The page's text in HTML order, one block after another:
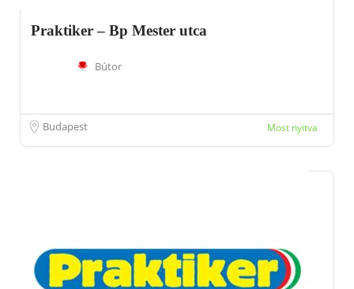
Praktiker – Bp Mester utca
Bútor
Budapest Most nyitva